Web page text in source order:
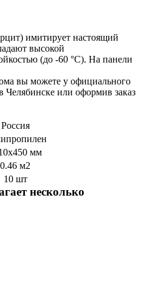
имитирует настоящий
высокой
(до -60 °C). На панели
вы можете у официального
или оформив заказ
Россия
мм
0.46 м2
10 шт
несколько